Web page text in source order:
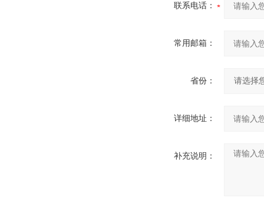
联系电话：
常用邮箱：
省份：
详细地址：
补充说明：